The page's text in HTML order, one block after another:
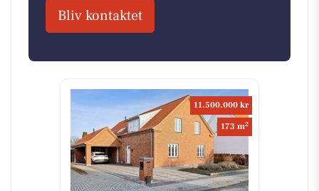
Bliv kontaktet
11.500.000 kr
173 m2